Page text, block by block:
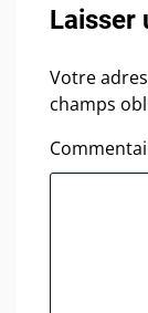
Laisser
Votre
champs